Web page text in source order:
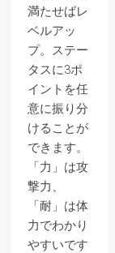
満たせばレ
ベルアッ
プ。ステー
タスに3ポ
イントを任
意に振り分
けることが
できます。
「力」は攻
撃力、
「耐」は体
力でわかり
やすいです